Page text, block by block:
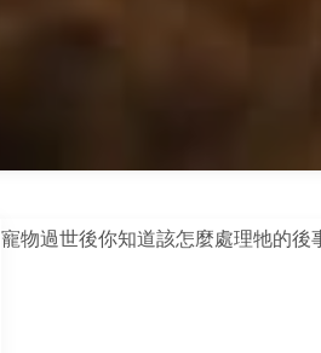
寵物過世後你知道該怎麼處理牠的後